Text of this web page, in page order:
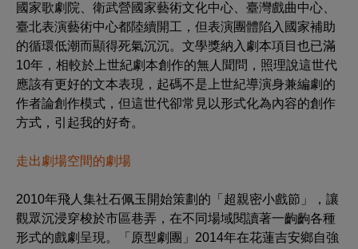
國家歌劇院、衛武營國家藝術文化中心、臺灣戲曲中心、
臺北表演藝術中心都陸續開工，但表演團體陷入國家補助
的循環低潮而顯得死氣沉沉。文學獎納入劇本項目也已滿
10年，相較於上世紀劇本創作的無人聞問，照理說這世代
應該有更好的文本表現，起碼不是上世紀導演身兼編劇的
作者論創作模式，但這世代卻常見以形式化為內容的創作
方式，引起我的好奇。
走出劇場空間的劇場
2010年飛人集社石佩玉開始策劃的「超親密小戲節」，讓
觀眾沉浸穿梭於市區巷弄，在不同場域閱讀著一齣齣各種
形式的戲劇呈現。「原型劇團」2014年在花蓮吉安鄉自強